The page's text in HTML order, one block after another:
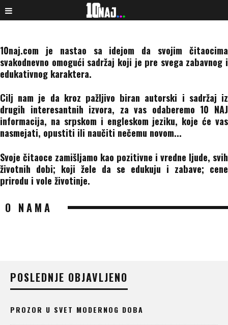
10naj.com je nastao sa idejom da svojim čitaocima
svakodnevno omogući sadržaj koji je pre svega zabavnog i
edukativnog karaktera.
Cilj nam je da kroz pažljivo biran autorski i sadržaj iz
drugih interesantnih izvora, za vas odaberemo 10 NAJ
informacija, na srpskom i engleskom jeziku, koje će vas
nasmejati, opustiti ili naučiti nečemu novom...
Svoje čitaoce zamišljamo kao pozitivne i vredne ljude, svih
životnih dobi; koji žele da se edukuju i zabave; cene
prirodu i vole životinje.
O NAMA
POSLEDNJE OBJAVLJENO
PROZOR U SVET MODERNOG DOBA